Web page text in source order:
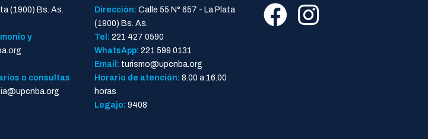
(1900) Bs. As.
y
o consultas
Dirección: Calle 55 N° 657 - La Plata
(1900) Bs. As.
Tel: 221 427 0590
WhatsApp: 221 599 0131
Email: turismo@upcnba.org
Horario de atención: 8.00 a 16.00
horas
Legajo: 9408